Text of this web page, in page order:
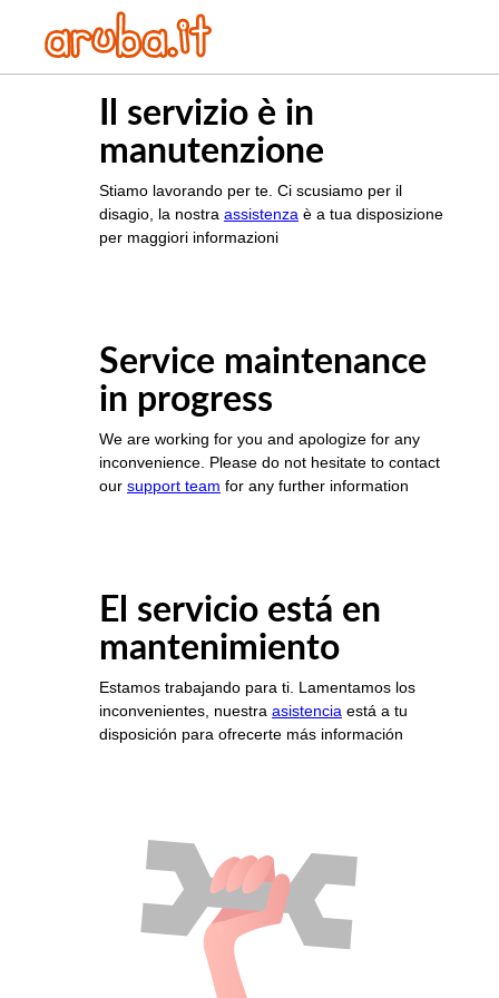
Il servizio è in
manutenzione
Stiamo lavorando per te. Ci scusiamo per il
disagio, la nostra assistenza è a tua disposizione
per maggiori informazioni
Service maintenance
in progress
We are working for you and apologize for any
inconvenience. Please do not hesitate to contact
our support team for any further information
El servicio está en
mantenimiento
Estamos trabajando para ti. Lamentamos los
inconvenientes, nuestra asistencia está a tu
disposición para ofrecerte más información